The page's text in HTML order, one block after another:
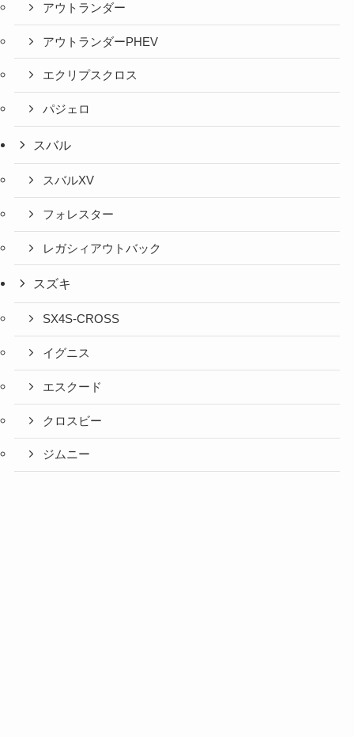
アウトランダー
アウトランダーPHEV
エクリプスクロス
パジェロ
スバル
スバルXV
フォレスター
レガシィアウトバック
スズキ
SX4S-CROSS
イグニス
エスクード
クロスビー
ジムニー